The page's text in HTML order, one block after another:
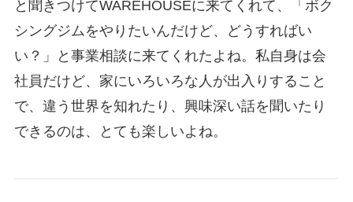
と聞きつけてWAREHOUSEに来てくれて、「ボク
シングジムをやりたいんだけど、どうすればい
い？」と事業相談に来てくれたよね。私自身は会
社員だけど、家にいろいろな人が出入りすること
で、違う世界を知れたり、興味深い話を聞いたり
できるのは、とても楽しいよね。